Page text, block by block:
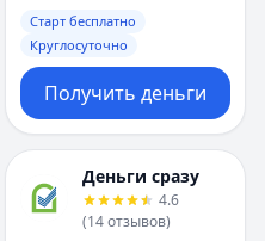
Старт бесплатно
Круглосуточно
Получить деньги
Деньги сразу
4.6
(14отзывов)